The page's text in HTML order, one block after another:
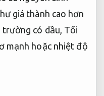
giá thành cao hơn
có dầu, Tối
mạnh hoặc nhiệt độ